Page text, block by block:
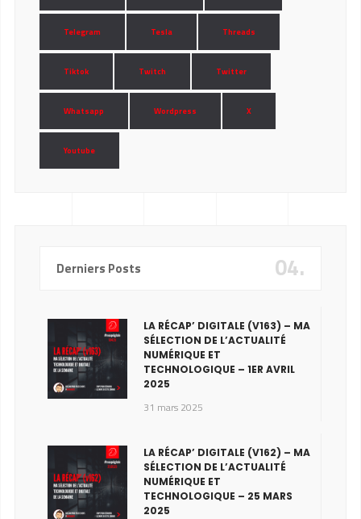
Telegram Tesla Threads
Tiktok Twitch Twitter
Whatsapp Wordpress X
Youtube
Derniers Posts 04.
LA RÉCAP’ DIGITALE (V163) – MA
SÉLECTION DE L’ACTUALITÉ
NUMÉRIQUE ET
TECHNOLOGIQUE – 1ER AVRIL
2025
31 mars 2025
LA RÉCAP’ DIGITALE (V162) – MA
SÉLECTION DE L’ACTUALITÉ
NUMÉRIQUE ET
TECHNOLOGIQUE – 25 MARS
2025